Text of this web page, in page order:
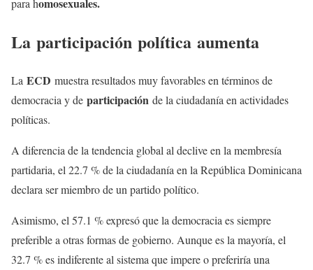
para h
La participación política aumenta
La ECD muestra resultados muy favorables en términos de
democracia y de participación de la ciudadanía en actividades
políticas.
A diferencia de la tendencia global al declive en la membresía
partidaria, el 22.7 % de la ciudadanía en la República Dominicana
declara ser miembro de un partido político.
Asimismo, el 57.1 % expresó que la democracia es siempre
preferible a otras formas de gobierno. Aunque es la mayoría, el
32.7 % es indiferente al sistema que impere o preferiría una